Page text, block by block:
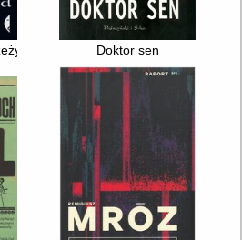
w Ameryce, będąc samotną matką
Doktor sen